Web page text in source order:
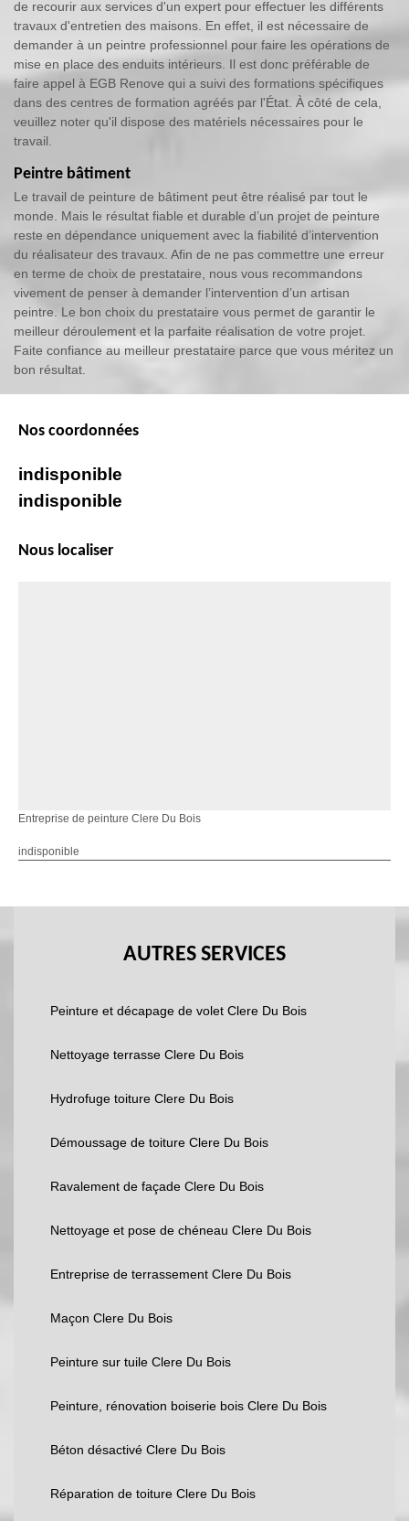
de recourir aux services d'un expert pour effectuer les différents
travaux d'entretien des maisons. En effet, il est nécessaire de
demander à un peintre professionnel pour faire les opérations de
mise en place des enduits intérieurs. Il est donc préférable de
faire appel à EGB Renove qui a suivi des formations spécifiques
dans des centres de formation agréés par l'État. À côté de cela,
veuillez noter qu'il dispose des matériels nécessaires pour le
travail.
Peintre bâtiment
Le travail de peinture de bâtiment peut être réalisé par tout le
monde. Mais le résultat fiable et durable d’un projet de peinture
reste en dépendance uniquement avec la fiabilité d’intervention
du réalisateur des travaux. Afin de ne pas commettre une erreur
en terme de choix de prestataire, nous vous recommandons
vivement de penser à demander l’intervention d’un artisan
peintre. Le bon choix du prestataire vous permet de garantir le
meilleur déroulement et la parfaite réalisation de votre projet.
Faite confiance au meilleur prestataire parce que vous méritez un
bon résultat.
Nos coordonnées
indisponible
indisponible
Nous localiser
Entreprise de peinture Clere Du Bois
indisponible
AUTRES SERVICES
Peinture et décapage de volet Clere Du Bois
Nettoyage terrasse Clere Du Bois
Hydrofuge toiture Clere Du Bois
Démoussage de toiture Clere Du Bois
Ravalement de façade Clere Du Bois
Nettoyage et pose de chéneau Clere Du Bois
Entreprise de terrassement Clere Du Bois
Maçon Clere Du Bois
Peinture sur tuile Clere Du Bois
Peinture, rénovation boiserie bois Clere Du Bois
Béton désactivé Clere Du Bois
Réparation de toiture Clere Du Bois